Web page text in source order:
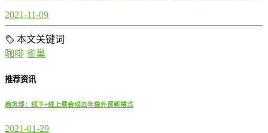
2021-11-09
本文关键词
咖啡 雀巢
推荐资讯
商务部：线下+线上展会成去年稳外贸新模式
2021-01-29